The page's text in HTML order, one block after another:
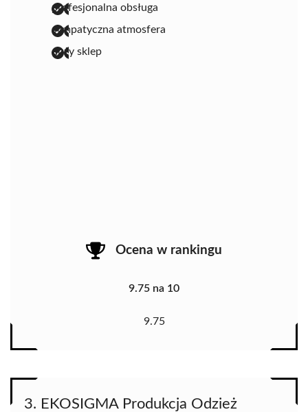
profesjonalna obsługa
sympatyczna atmosfera
duży sklep
Ocena w rankingu
9.75 na 10
9.75
3. EKOSIGMA Produkcja Odzież